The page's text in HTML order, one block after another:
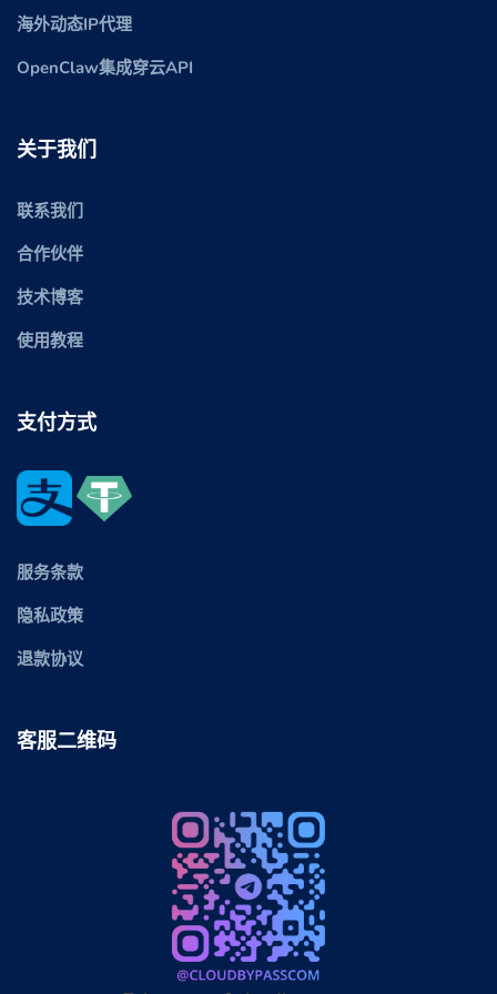
海外动态IP代理
OpenClaw集成穿云API
关于我们
联系我们
合作伙伴
技术博客
使用教程
支付方式
服务条款
隐私政策
退款协议
客服二维码